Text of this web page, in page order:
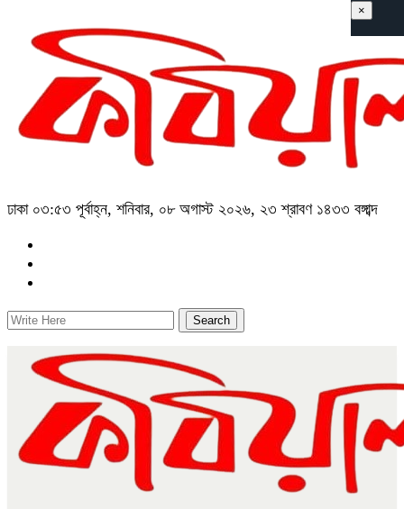
ঢাকা ০৩:৫৩ পূর্বাহ্ন, শনিবার, ০৮ অগাস্ট ২০২৬, ২৩ শ্রাবণ ১৪৩৩ বঙ্গাব্দ
×